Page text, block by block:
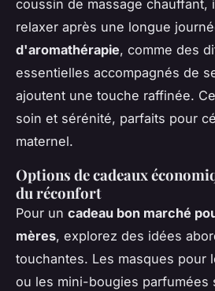
coussin de massage chauffant,
relaxer après une longue
d'aromathérapie, comme des
essentielles accompagnés de
ajoutent une touche raffinée.
soin et sérénité, parfaits pour
maternel.
Options de cadeaux
du réconfort
Pour un cadeau bon marché
mères, explorez des idées
touchantes. Les masques pour
ou les mini-bougies parfumées